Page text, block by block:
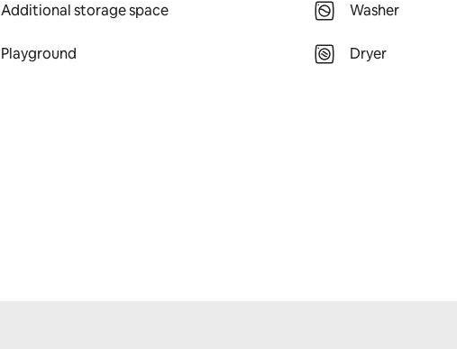
Additional storage space
Playground
Washer
Dryer